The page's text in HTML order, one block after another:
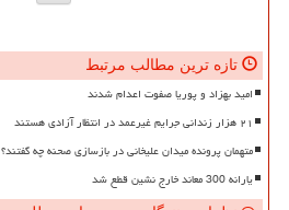
تازه ترین مطالب مرتبط
امید بهزاد و پوریا صفوت اعدام شدند
۲۱ هزار زندانی جرایم غیرعمد در انتظار آزادی هستند
متهمان پرونده میدان علیخانی در بازسازی صحنه چه گفتند؟
یارانه 300 معاند خارج نشین قطع شد